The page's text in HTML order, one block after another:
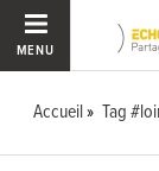
MENU
Accueil Tag